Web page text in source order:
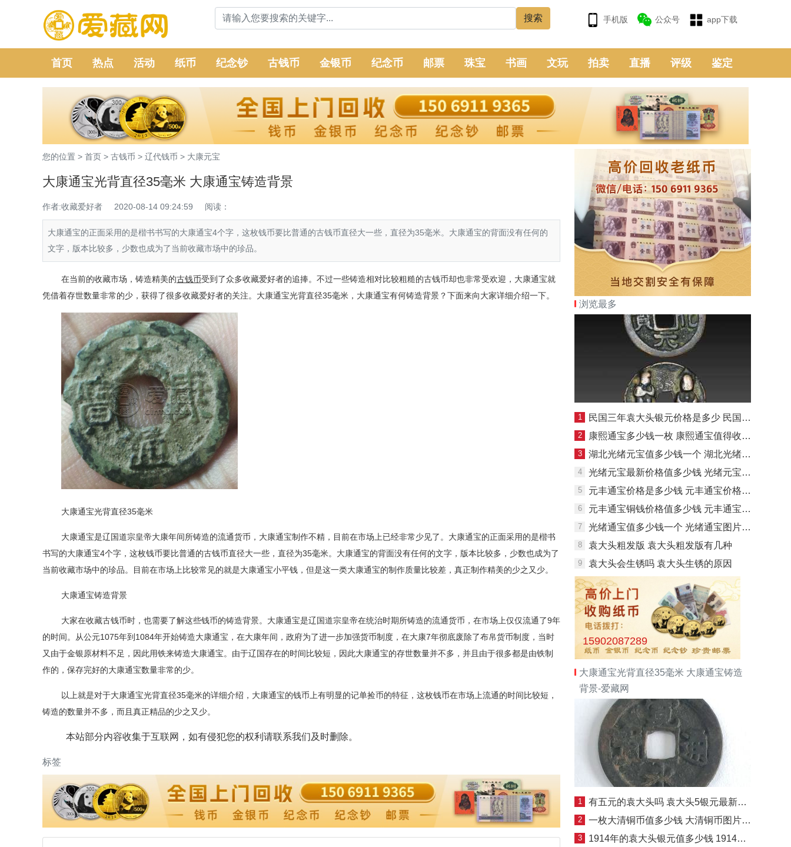
手机版 公众号 app下载
首页 热点 活动 纸币 纪念钞 古钱币 金银币 纪念币 邮票 珠宝 书画 文玩 拍卖 直播 评级 鉴定
您的位置 > 首页 > 古钱币 > 辽代钱币 > 大康元宝
大康通宝光背直径35毫米 大康通宝铸造背景
作者:收藏爱好者 2020-08-14 09:24:59 阅读：
大康通宝的正面采用的是楷书书写的大康通宝4个字，这枚钱币要比普通的古钱币直径大一些，直径为35毫米。大康通宝的背面没有任何的
文字，版本比较多，少数也成为了当前收藏市场中的珍品。
在当前的收藏市场，铸造精美的古钱币受到了众多收藏爱好者的追捧。不过一些铸造相对比较粗糙的古钱币却也非常受欢迎，大康通宝就
凭借着存世数量非常的少，获得了很多收藏爱好者的关注。大康通宝光背直径35毫米，大康通宝有何铸造背景？下面来向大家详细介绍一下。
大康通宝光背直径35毫米
大康通宝是辽国道宗皇帝大康年间所铸造的流通货币，大康通宝制作不精，目前在市场上已经非常少见了。大康通宝的正面采用的是楷书
书写的大康通宝4个字，这枚钱币要比普通的古钱币直径大一些，直径为35毫米。大康通宝的背面没有任何的文字，版本比较多，少数也成为了
当前收藏市场中的珍品。目前在市场上比较常见的就是大康通宝小平钱，但是这一类大康通宝的制作质量比较差，真正制作精美的少之又少。
大康通宝铸造背景
大家在收藏古钱币时，也需要了解这些钱币的铸造背景。大康通宝是辽国道宗皇帝在统治时期所铸造的流通货币，在市场上仅仅流通了9年
的时间。从公元1075年到 1084年开始铸造大康通宝，在大康年间，政府为了进一步加强货币制度，在大康7年彻底废除了布帛货币制度，当时
又由于金银原材料不足，因此用铁来铸造大康通宝。由于辽国存在的时间比较短，因此大康通宝的存世数量并不多，并且由于很多都是由铁制
作的，保存完好的大康通宝数量非常的少。
以上就是对于大康通宝光背直径35毫米的详细介绍，大康通宝的钱币上有明显的记单捡币的特征，这枚钱币在市场上流通的时间比较短，
铸造的数量并不多，而且真正精品的少之又少。
本站部分内容收集于互联网，如有侵犯您的权利请联系我们及时删除。
标签
浏览最多
1 民国三年袁大头银元价格是多少 民国三年袁大头银元收藏价值
2 康熙通宝多少钱一枚 康熙通宝值得收藏投资吗
3 湖北光绪元宝值多少钱一个 湖北光绪元宝收藏价值分析
4 光绪元宝最新价格值多少钱 光绪元宝有收藏价值吗
5 元丰通宝价格是多少钱 元丰通宝价格及图片一览
6 元丰通宝铜钱价格值多少钱 元丰通宝铜钱图片及价格一览
7 光绪通宝值多少钱一个 光绪通宝图片及价格一览表
8 袁大头粗发版 袁大头粗发版有几种
9 袁大头会生锈吗 袁大头生锈的原因
15902087289
大康通宝光背直径35毫米 大康通宝铸造
背景-爱藏网
1 有五元的袁大头吗 袁大头5银元最新价格表
2 一枚大清铜币值多少钱 大清铜币图片及最新价格表
3 1914年的袁大头银元值多少钱 1914年的袁大头银元价格